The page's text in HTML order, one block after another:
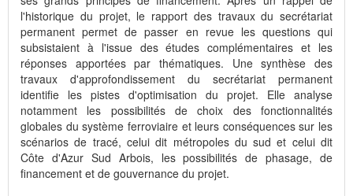
l'historique du projet, le rapport des travaux du secrétariat
permanent permet de passer en revue les questions qui
subsistaient à l'issue des études complémentaires et les
réponses apportées par thématiques. Une synthèse des
travaux d'approfondissement du secrétariat permanent
identifie les pistes d'optimisation du projet. Elle analyse
notamment les possibilités de choix des fonctionnalités
globales du système ferroviaire et leurs conséquences sur les
scénarios de tracé, celui dit métropoles du sud et celui dit
Côte d'Azur Sud Arbois, les possibilités de phasage, de
financement et de gouvernance du projet.